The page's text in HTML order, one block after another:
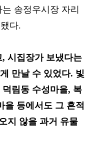
송정우시장 자리
다.
시집장가 보냈다는
만날 수 있었다. 빛
림동 수성마을, 복
을 등에서도 그 흔적
지 않을 과거 유물